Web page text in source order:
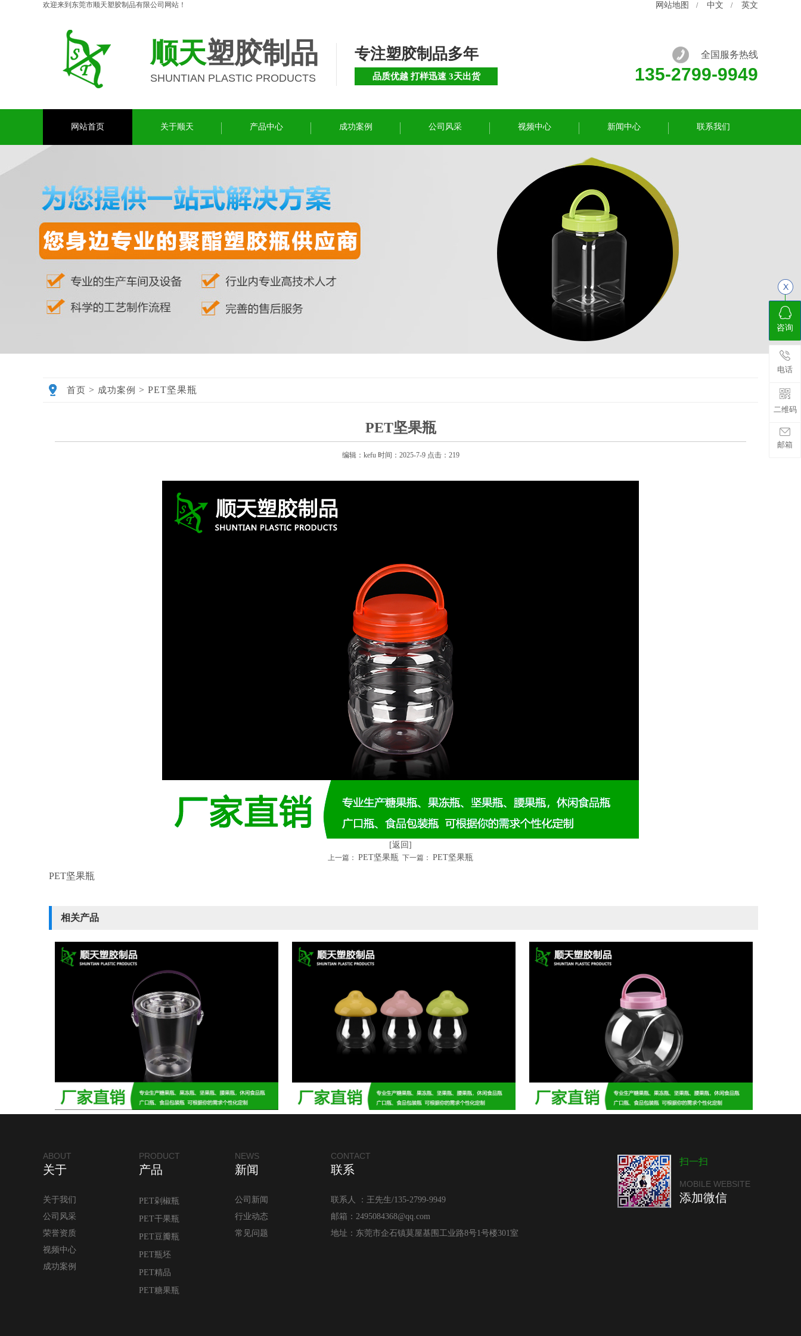
欢迎来到东莞市顺天塑胶制品有限公司网站！ 网站地图 / 中文 / 英文
顺天塑胶制品
SHUNTIAN PLASTIC PRODUCTS
专注塑胶制品多年
品质优越 打样迅速 3天出货
全国服务热线
135-2799-9949
网站首页 关于顺天 产品中心 成功案例 公司风采 视频中心 新闻中心 联系我们
首页 > 成功案例 > PET坚果瓶
PET坚果瓶
编辑：kefu 时间：2025-7-9 点击：219
[返回]
上一篇： PET坚果瓶 下一篇： PET坚果瓶
PET坚果瓶
相关产品
ABOUT
关于
关于我们
公司风采
荣誉资质
视频中心
成功案例
PRODUCT
产品
PET剁椒瓶
PET干果瓶
PET豆瓣瓶
PET瓶坯
PET精品
PET糖果瓶
NEWS
新闻
公司新闻
行业动态
常见问题
CONTACT
联系
联系人 ：王先生/135-2799-9949
邮箱：2495084368@qq.com
地址：东莞市企石镇莫屋基围工业路8号1号楼301室
扫一扫
MOBILE WEBSITE
添加微信
咨询
电话
二维码
邮箱